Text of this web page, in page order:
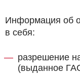
Информация об
в себя:
разрешение
(выданное